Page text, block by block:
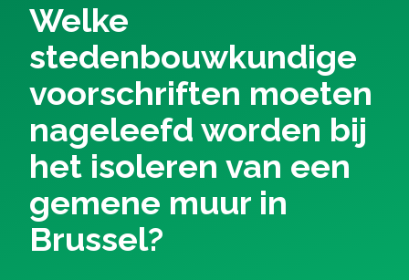
Welke
stedenbouwkundige
voorschriften moeten
nageleefd worden bij
het isoleren van een
gemene muur in
Brussel?